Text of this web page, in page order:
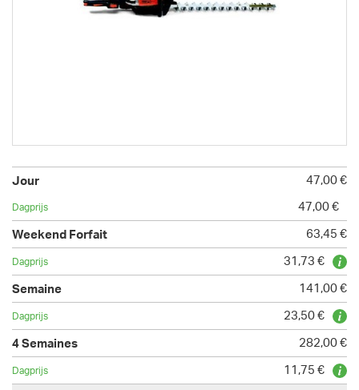
47,00 €
47,00 €
63,45 €
31,73 €
141,00 €
23,50 €
282,00 €
11,75 €